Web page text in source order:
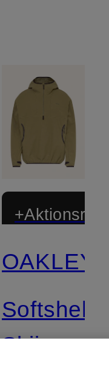
OAKLEY
Softshell-
Skijacke